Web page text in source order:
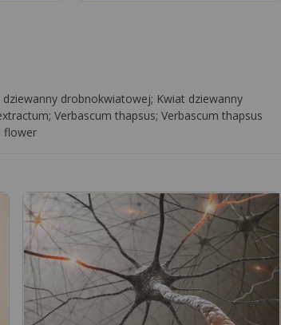
drobnokwiatowej; Kwiat dziewanny
Verbascum thapsus; Verbascum thapsus
flower